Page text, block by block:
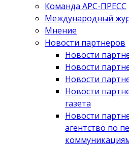
Команда АРС-ПРЕСС
Международный
Мнение
Новости партнеров
Новости
Новости
Новости
Новости
газета
Новости
агентство по